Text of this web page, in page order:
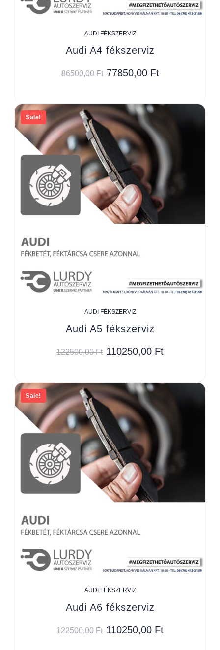
AUDI FÉKSZERVIZ
Audi A4 fékszerviz
86500,00Ft 77850,00 Ft
Sale!
AUDI FÉKSZERVIZ
Audi A5 fékszerviz
122500,00Ft 110250,00 Ft
Sale!
AUDI FÉKSZERVIZ
Audi A6 fékszerviz
122500,00Ft 110250,00 Ft